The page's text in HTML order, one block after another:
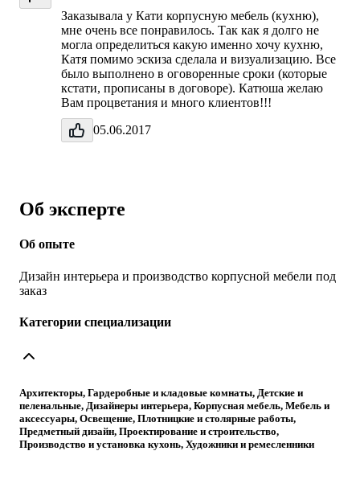
Заказывала у Кати корпусную мебель (кухню),
мне очень все понравилось. Так как я долго не
могла определиться какую именно хочу кухню,
Катя помимо эскиза сделала и визуализацию. Все
было выполнено в оговоренные сроки (которые
кстати, прописаны в договоре). Катюша желаю
Вам процветания и много клиентов!!!
05.06.2017
Об эксперте
Об опыте
Дизайн интерьера и производство корпусной мебели под
заказ
Категории специализации
Архитекторы, Гардеробные и кладовые комнаты, Детские и
пеленальные, Дизайнеры интерьера, Корпусная мебель, Мебель и
аксессуары, Освещение, Плотницкие и столярные работы,
Предметный дизайн, Проектирование и строительство,
Производство и установка кухонь, Художники и ремесленники